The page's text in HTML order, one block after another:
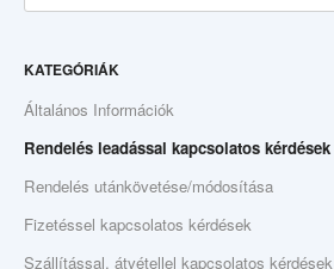
KATEGÓRIÁK
Általános Információk
Rendelés leadással kapcsolatos kérdések
Rendelés utánkövetése/módosítása
Fizetéssel kapcsolatos kérdések
Szállítással, átvétellel kapcsolatos kérdések